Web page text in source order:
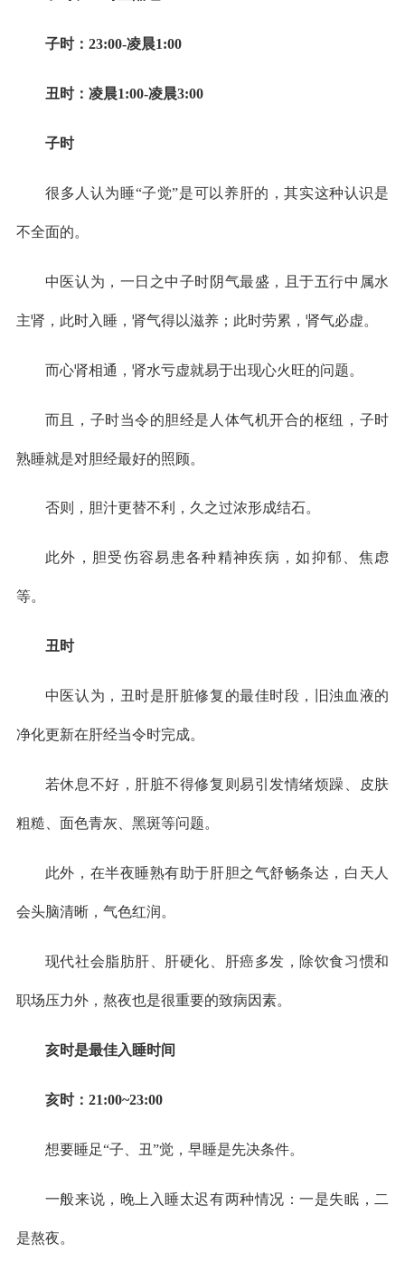
子时：23:00-凌晨1:00
丑时：凌晨1:00-凌晨3:00
子时
很多人认为睡“子觉”是可以养肝的，其实这种认识是
不全面的。
中医认为，一日之中子时阴气最盛，且于五行中属水
主肾，此时入睡，肾气得以滋养；此时劳累，肾气必虚。
而心肾相通，肾水亏虚就易于出现心火旺的问题。
而且，子时当令的胆经是人体气机开合的枢纽，子时
熟睡就是对胆经最好的照顾。
否则，胆汁更替不利，久之过浓形成结石。
此外，胆受伤容易患各种精神疾病，如抑郁、焦虑
等。
丑时
中医认为，丑时是肝脏修复的最佳时段，旧浊血液的
净化更新在肝经当令时完成。
若休息不好，肝脏不得修复则易引发情绪烦躁、皮肤
粗糙、面色青灰、黑斑等问题。
此外，在半夜睡熟有助于肝胆之气舒畅条达，白天人
会头脑清晰，气色红润。
现代社会脂肪肝、肝硬化、肝癌多发，除饮食习惯和
职场压力外，熬夜也是很重要的致病因素。
亥时是最佳入睡时间
亥时：21:00~23:00
想要睡足“子、丑”觉，早睡是先决条件。
一般来说，晚上入睡太迟有两种情况：一是失眠，二
是熬夜。